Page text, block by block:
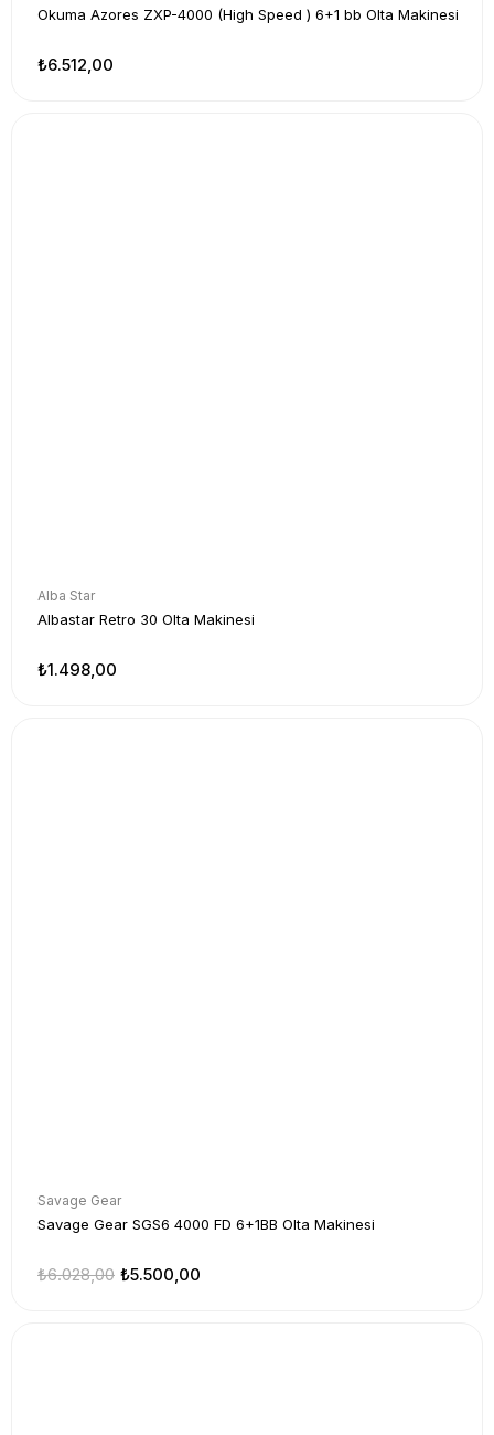
Okuma Azores ZXP-4000 (High Speed ) 6+1 bb Olta Makinesi
₺6.512,00
Alba Star
Albastar Retro 30 Olta Makinesi
₺1.498,00
Savage Gear
Savage Gear SGS6 4000 FD 6+1BB Olta Makinesi
₺5.500,00
₺6.028,00